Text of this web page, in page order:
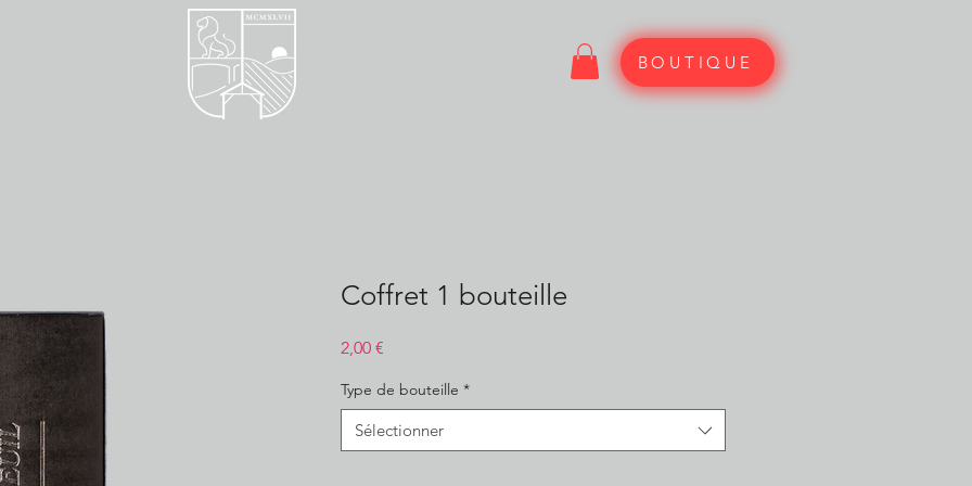
BOUTIQUE
Coffret 1 bouteille
2,00 €
Type de bouteille *
Sélectionner